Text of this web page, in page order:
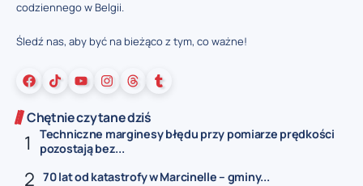
codziennego w Belgii.
Śledź nas, aby być na bieżąco z tym, co ważne!
Chętnie czytane dziś
Techniczne marginesy błędu przy pomiarze prędkości
pozostają bez...
70 lat od katastrofy w Marcinelle – gminy...